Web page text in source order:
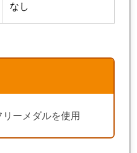
なし
ーメダルを使用